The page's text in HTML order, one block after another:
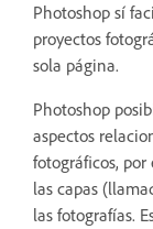
Photoshop sí
proyectos
sola página.
Photoshop
aspectos
fotográficos,
las capas
las fotografías.